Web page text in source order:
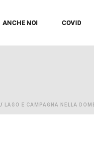
ANCHE NOI COVID
/ LAGO E CAMPAGNA NELLA